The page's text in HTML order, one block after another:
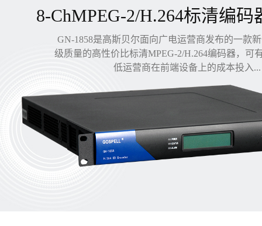
8-ChMPEG-2/H.264标清编码
GN-1858是高斯贝尔面向广电运营商发布的一款
级质量的高性价比标清MPEG-2/H.264编码器，可
低运营商在前端设备上的成本投入...